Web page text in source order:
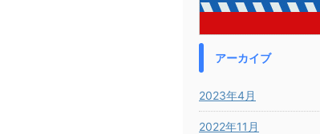
アーカイブ
2023年4月
2022年11月